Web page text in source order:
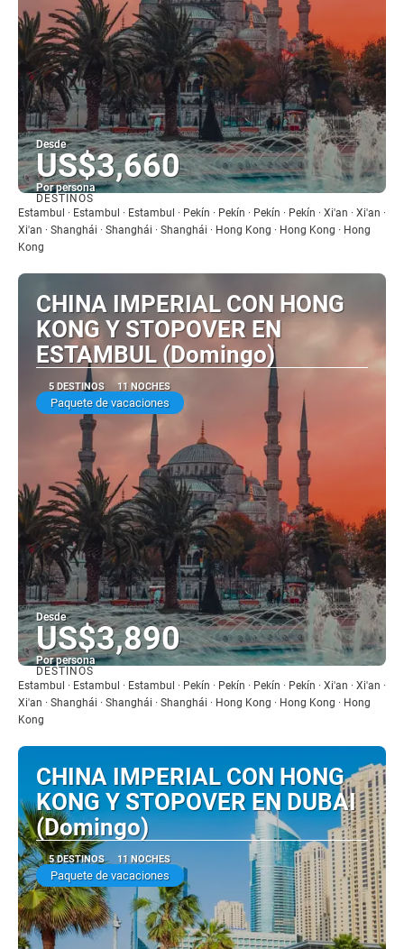
Desde
US$3,660
Por persona
Ver
DESTINOS
Estambul · Estambul · Estambul · Pekín · Pekín · Pekín · Pekín · Xi'an · Xi'an ·
Xi'an · Shanghái · Shanghái · Shanghái · Hong Kong · Hong Kong · Hong
Kong
CHINA IMPERIAL CON HONG
KONG Y STOPOVER EN
ESTAMBUL (Domingo)
5 DESTINOS 11 NOCHES
Paquete de vacaciones
Desde
US$3,890
Por persona
Ver
DESTINOS
Estambul · Estambul · Estambul · Pekín · Pekín · Pekín · Pekín · Xi'an · Xi'an ·
Xi'an · Shanghái · Shanghái · Shanghái · Hong Kong · Hong Kong · Hong
Kong
CHINA IMPERIAL CON HONG
KONG Y STOPOVER EN DUBAI
(Domingo)
5 DESTINOS 11 NOCHES
Paquete de vacaciones